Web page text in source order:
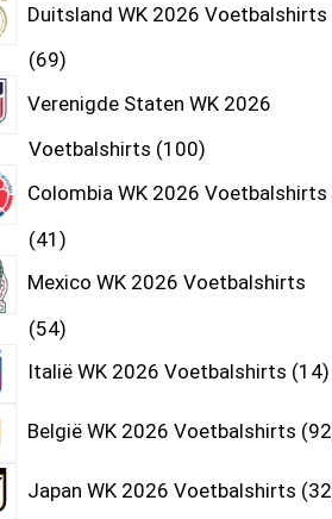
Duitsland WK 2026 Voetbalshirts
69
Verenigde Staten WK 2026
Voetbalshirts 100
Colombia WK 2026 Voetbalshirts
41
Mexico WK 2026 Voetbalshirts
54
Italië WK 2026 Voetbalshirts 14
België WK 2026 Voetbalshirts 92
Japan WK 2026 Voetbalshirts 32